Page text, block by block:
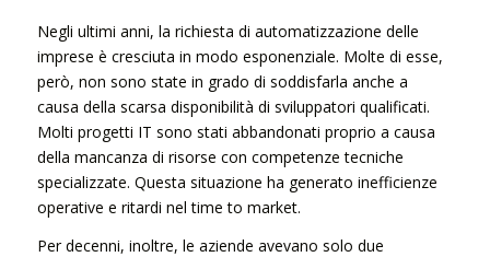
Negli ultimi anni, la richiesta di automatizzazione delle
imprese è cresciuta in modo esponenziale. Molte di esse,
però, non sono state in grado di soddisfarla anche a
causa della scarsa disponibilità di sviluppatori qualificati.
Molti progetti IT sono stati abbandonati proprio a causa
della mancanza di risorse con competenze tecniche
specializzate. Questa situazione ha generato inefficienze
operative e ritardi nel time to market.
Per decenni, inoltre, le aziende avevano solo due